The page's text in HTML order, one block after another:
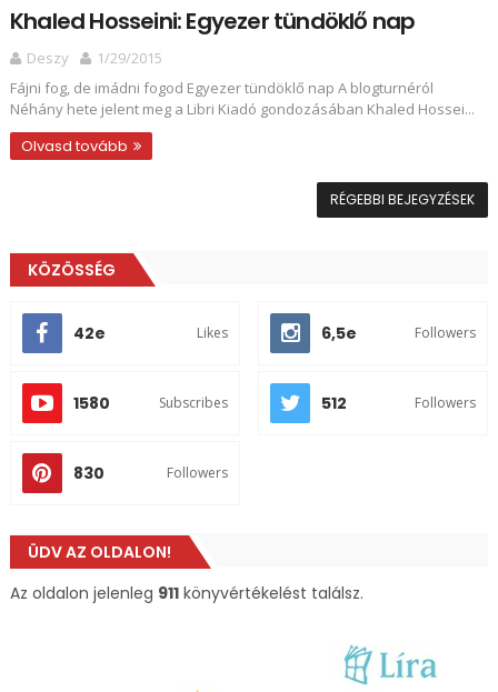
Khaled Hosseini: Egyezer tündöklő nap
Deszy
1/29/2015
Fájni fog, de imádni fogod Egyezer tündöklő nap A blogturnéról
Néhány hete jelent meg a Libri Kiadó gondozásában Khaled Hossei...
Olvasd tovább
RÉGEBBI BEJEGYZÉSEK
KÖZÖSSÉG
42e Likes 6,5e Followers
1580 Subscribes 512 Followers
830 Followers
ÜDV AZ OLDALON!
Az oldalon jelenleg 911könyvértékelést találsz.